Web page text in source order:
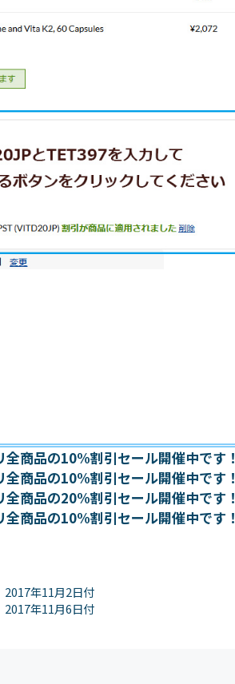
商品の10%割引セール開催中です！
商品の10%割引セール開催中です！
商品の20%割引セール開催中です！
商品の10%割引セール開催中です！
年11月2日付
年11月6日付